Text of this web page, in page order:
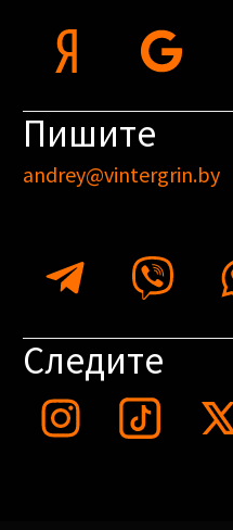
Y
a
n
d
e
G
o
o
g
l
e
Пишите
andrey@vintergrin.by
plane
Следите
I
n